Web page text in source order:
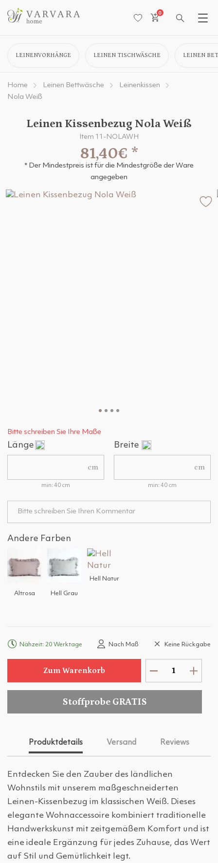
0
LEINENVORHÄNGE LEINEN TISCHWÄSCHE LEINEN
Home Leinen Bettwäsche
Leinenkissen
Nola Weiß
Leinen Kissenbezug Nola Weiß
Item 11-NOLAWH
81,40€ *
* Der Mindestpreis ist für die Mindestgröße der Ware
angegeben
Bitte schreiben Sie Ihre Maße
Länge
cm
min: 40 cm
Breite
cm
min: 40 cm
Andere Farben
Altrosa Hell Grau
Hell Natur
Nähzeit: 20 Werktage Nach Maß Keine Rückgabe
Zum Warenkorb
Stoffprobe GRATIS
Produktdetails Versand Reviews
Entdecken Sie den Zauber des ländlichen
Wohnstils mit unserem maßgeschneiderten
Leinen-Kissenbezug im klassischen Weiß. Dieses
elegante Wohnaccessoire kombiniert traditionelle
Handwerkskunst mit zeitgemäßem Komfort und ist
eine ideale Ergänzung für jedes Zuhause, das Wert
auf Stil und Gemütlichkeit legt.